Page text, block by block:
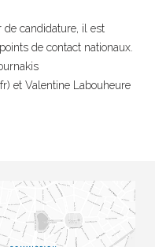
de candidature, il est
de contact nationaux.
) et Valentine Labouheure